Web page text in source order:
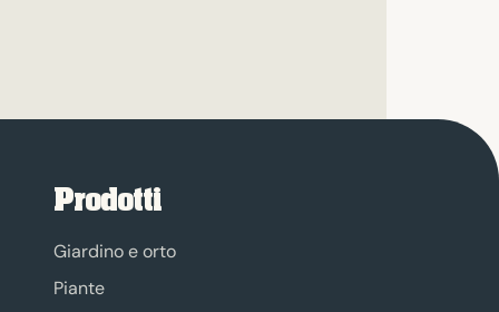
Prodotti
Giardino e orto
Piante